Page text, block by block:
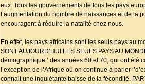
eux. Tous les gouvernements de tous les pays
l’augmentation du nombre de naissances et de la
encouragent à réduire la natalité chez nous.
En effet, les pays africains sont les seuls pays au
SONT AUJOURD’HUI LES SEULS PAYS AU
démographique’’ des années 60 et 70, qui ont
l’exception de l’Afrique où on continue à parler
connait une inquiétante baisse de la fécondité.